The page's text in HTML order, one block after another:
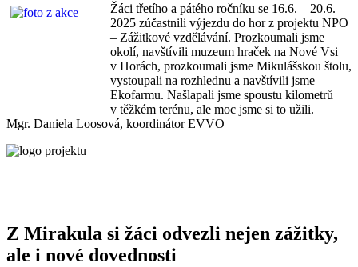
Žáci třetího a pátého ročníku se 16.6. – 20.6.
2025 zúčastnili výjezdu do hor z projektu NPO
– Zážitkové vzdělávání. Prozkoumali jsme
okolí, navštívili muzeum hraček na Nové Vsi
v Horách, prozkoumali jsme Mikulášskou štolu,
vystoupali na rozhlednu a navštívili jsme
Ekofarmu. Našlapali jsme spoustu kilometrů
v těžkém terénu, ale moc jsme si to užili.
Mgr. Daniela Loosová, koordinátor EVVO
Z Mirakula si žáci odvezli nejen zážitky,
ale i nové dovednosti